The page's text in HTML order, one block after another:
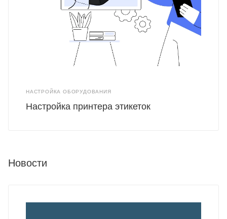
НАСТРОЙКА ОБОРУДОВАНИЯ
Настройка принтера этикеток
Новости